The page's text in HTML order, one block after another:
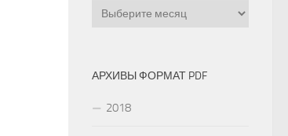
Архивы
АРХИВЫ ФОРМАТ PDF
2018